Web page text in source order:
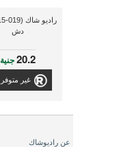
دش
20.2جنية
غير متوفر
عن راديوشاك